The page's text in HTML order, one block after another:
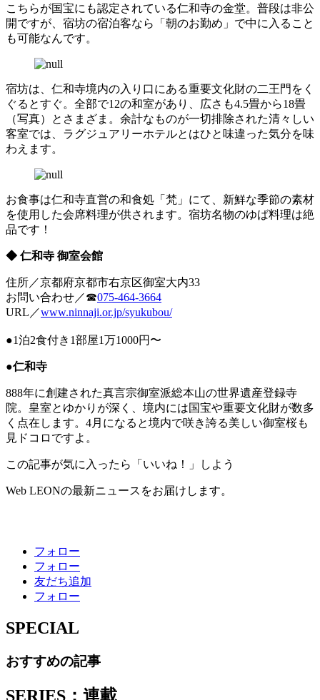
こちらが国宝にも認定されている仁和寺の金堂。普段は非公
開ですが、宿坊の宿泊客なら「朝のお勤め」で中に入ること
も可能なんです。
宿坊は、仁和寺境内の入り口にある重要文化財の二王門をく
ぐるとすぐ。全部で12の和室があり、広さも4.5畳から18畳
（写真）とさまざま。余計なものが一切排除された清々しい
客室では、ラグジュアリーホテルとはひと味違った気分を味
わえます。
お食事は仁和寺直営の和食処「梵」にて、新鮮な季節の素材
を使用した会席料理が供されます。宿坊名物のゆば料理は絶
品です！
◆ 仁和寺 御室会館
住所／京都府京都市右京区御室大内33
お問い合わせ／☎075-464-3664
URL／www.ninnaji.or.jp/syukubou/
●1泊2食付き1部屋1万1000円〜
●仁和寺
888年に創建された真言宗御室派総本山の世界遺産登録寺
院。皇室とゆかりが深く、境内には国宝や重要文化財が数多
く点在します。4月になると境内で咲き誇る美しい御室桜も
見ドコロですよ。
この記事が気に入ったら「いいね！」しよう
Web LEONの最新ニュースをお届けします。
フォロー
フォロー
友だち追加
フォロー
SPECIAL
おすすめの記事
SERIES：連載